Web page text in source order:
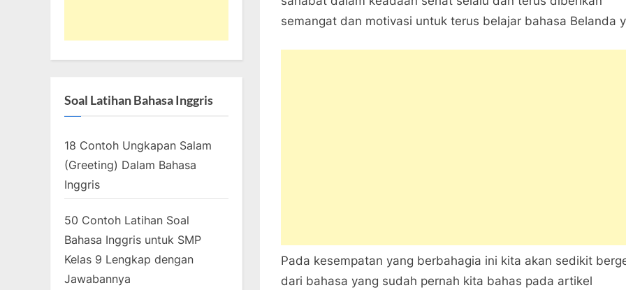
Sehari!
Kamu
semangat dan motivasi untuk terus belajar bahasa Belanda
Pada kesempatan yang berbahagia ini kita akan sedikit
dari bahasa yang sudah pernah kita bahas pada artikel
Soal Latihan Bahasa Inggris
18 Contoh Ungkapan Salam
(Greeting) Dalam Bahasa
Inggris
50 Contoh Latihan Soal
Bahasa Inggris untuk SMP
Kelas 9 Lengkap dengan
Jawabannya